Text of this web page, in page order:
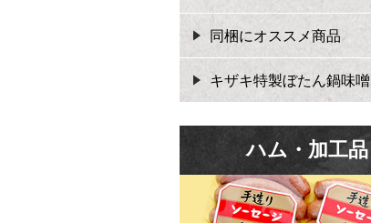
同梱にオススメ商品
キザキ特製ぼたん鍋味噌
ハム・加工品